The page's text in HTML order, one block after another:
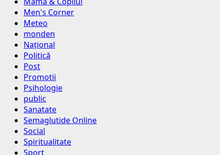
Men's Corner
Meteo
monden
Național
Politică
Post
Promotii
Psihologie
public
Sanatate
Semaglutide Online
Social
Spiritualitate
Sport